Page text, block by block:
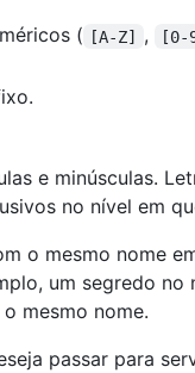
( [A-Z] , [0-
e minúsculas.
no nível em
o mesmo nome
um segredo
mesmo nome.
passar para